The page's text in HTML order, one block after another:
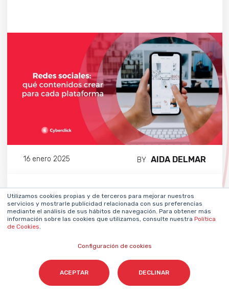
Utilizamos cookies propias y de terceros para mejorar nuestros
servicios y mostrarle publicidad relacionada con sus preferencias
mediante el análisis de sus hábitos de navegación. Para obtener más
información sobre las cookies que utilizamos, consulte nuestra Política
de Cookies.
Configuración de cookies
ACEPTAR DECLINAR
16 enero 2025 BY AIDA DELMAR
SEO & SEM
La evolución del SEO en
Inbound Marketing:
diversificación de canales e
incorporación de campañas de
pago